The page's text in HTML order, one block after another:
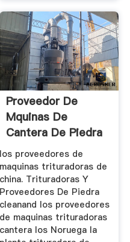
Proveedor De
Mquinas De
Cantera De Piedra
Kenia
los proveedores de
maquinas trituradoras de
china. Trituradoras Y
Proveedores De Piedra
cleanand los proveedores
de maquinas trituradoras
cantera los Noruega la